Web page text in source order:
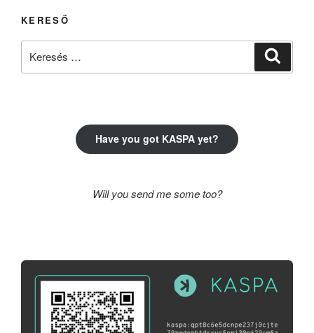
KERESŐ
Have you got KASPA yet?
Will you send me some too?